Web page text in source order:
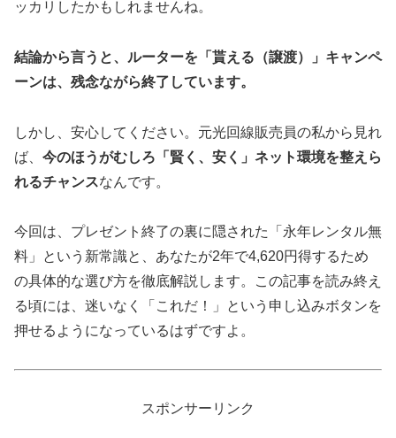
ッカリしたかもしれませんね。
結論から言うと、ルーターを「貰える（譲渡）」キャンペ
ーンは、残念ながら終了しています。
しかし、安心してください。元光回線販売員の私から見れ
ば、 今のほうがむしろ「賢く、安く」ネット環境を整えら
れるチャンスなんです。
今回は、プレゼント終了の裏に隠された「永年レンタル無
料」という新常識と、あなたが2年で4,620円得するため
の具体的な選び方を徹底解説します。この記事を読み終え
る頃には、迷いなく「これだ！」という申し込みボタンを
押せるようになっているはずですよ。
スポンサーリンク